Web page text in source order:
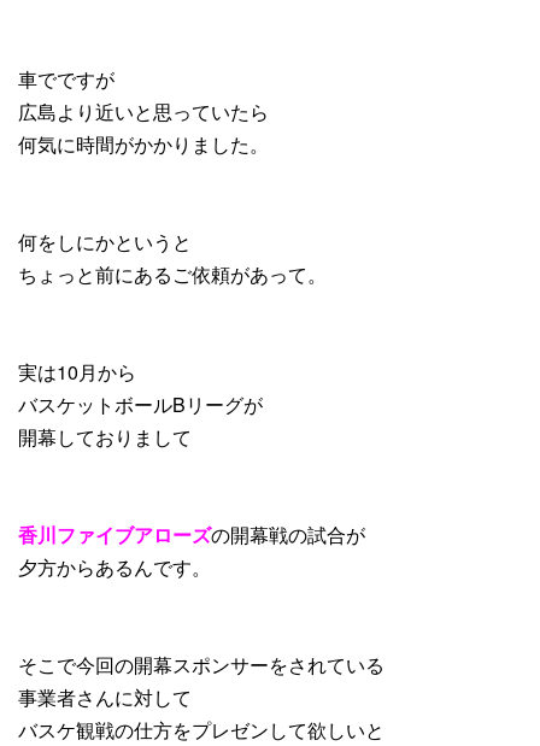
車でですが
広島より近いと思っていたら
何気に時間がかかりました。
何をしにかというと
ちょっと前にあるご依頼があって。
実は10月から
バスケットボールBリーグが
開幕しておりまして
香川ファイブアローズの開幕戦の試合が
夕方からあるんです。
そこで今回の開幕スポンサーをされている
事業者さんに対して
バスケ観戦の仕方をプレゼンして欲しいと